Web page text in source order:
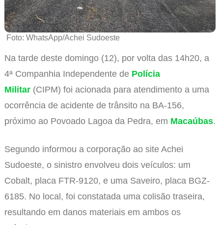
Foto: WhatsApp/Achei Sudoeste
Na tarde deste domingo (12), por volta das 14h20, a
4ª Companhia Independente de Polícia
Militar(CIPM) foi acionada para atendimento a uma
ocorrência de acidente de trânsito na BA-156,
próximo ao Povoado Lagoa da Pedra, em Macaúbas.
Segundo informou a corporação ao site Achei
Sudoeste, o sinistro envolveu dois veículos: um
Cobalt, placa FTR-9120, e uma Saveiro, placa BGZ-
6185. No local, foi constatada uma colisão traseira,
resultando em danos materiais em ambos os